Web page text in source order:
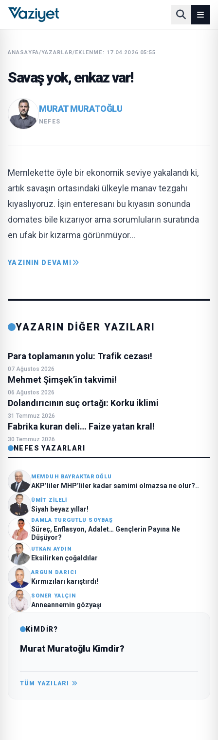
ANASAYFA/YAZARLAR/EKLENME: 17.04.2026 05:55
Savaş yok, enkaz var!
MURAT MURATOĞLU
NEFES
Memlekette öyle bir ekonomik seviye yakalandı ki,
artık savaşın ortasındaki ülkeyle manav tezgahı
kıyaslıyoruz. İşin enteresanı bu kıyasın sonunda
domates bile kızarıyor ama sorumluların suratında
en ufak bir kızarma görünmüyor…
YAZININ DEVAMI
YAZARIN DİĞER YAZILARI
Para toplamanın yolu: Trafik cezası!
07 Ağustos 2026
Mehmet Şimşek’in takvimi!
06 Ağustos 2026
Dolandırıcının suç ortağı: Korku iklimi
31 Temmuz 2026
Fabrika kuran deli… Faize yatan kral!
30 Temmuz 2026
NEFES YAZARLARI
MEMDUH BAYRAKTAROĞLU
AKP’liler MHP’liler kadar samimi olmazsa ne olur?..
ÜMIT ZILELI
Siyah beyaz yıllar!
DAMLA TURGUTLU SOYBAŞ
Süreç, Enflasyon, Adalet… Gençlerin Payına Ne
Düşüyor?
UTKAN AYDIN
Eksilirken çoğaldılar
ARGUN DARICI
Kırmızıları karıştırdı!
SONER YALÇIN
Anneannemin gözyaşı
KİMDİR?
Murat Muratoğlu Kimdir?
TÜM YAZILARI